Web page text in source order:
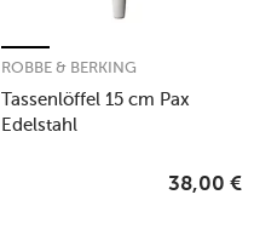
Tassenlöffel 15 cm Pax
Edelstahl
ROBBE & BERKING
38,00 €